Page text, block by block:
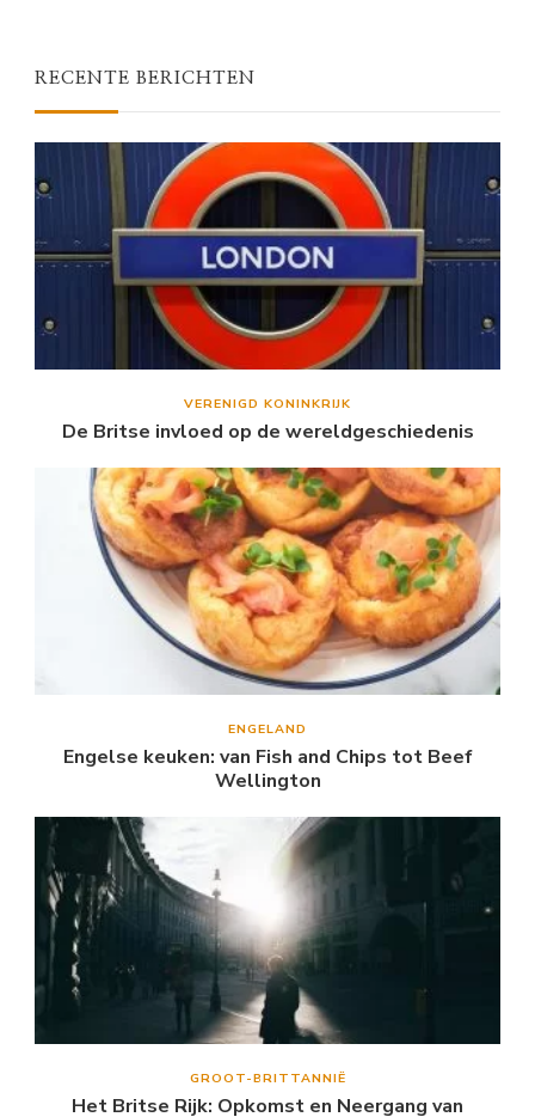
RECENTE BERICHTEN
VERENIGD KONINKRIJK
De Britse invloed op de wereldgeschiedenis
ENGELAND
Engelse keuken: van Fish and Chips tot Beef
Wellington
GROOT-BRITTANNIË
Het Britse Rijk: Opkomst en Neergang van